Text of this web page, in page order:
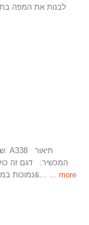
לבנות את המפה
המכשיר: דגם זה
נמוכות במיוחד (הרמות הנמוכות ביותר בתעשייה) מסך מגע&...
... more